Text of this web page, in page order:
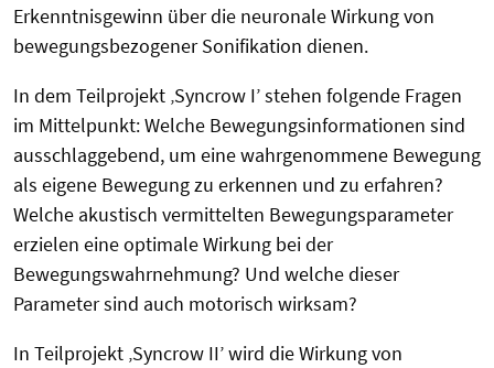
Erkenntnisgewinn über die neuronale Wirkung von
bewegungsbezogener Sonifikation dienen.
In dem Teilprojekt ‚Syncrow I’ stehen folgende Fragen
im Mittelpunkt: Welche Bewegungsinformationen sind
ausschlaggebend, um eine wahrgenommene Bewegung
als eigene Bewegung zu erkennen und zu erfahren?
Welche akustisch vermittelten Bewegungsparameter
erzielen eine optimale Wirkung bei der
Bewegungswahrnehmung? Und welche dieser
Parameter sind auch motorisch wirksam?
In Teilprojekt ‚Syncrow II’ wird die Wirkung von